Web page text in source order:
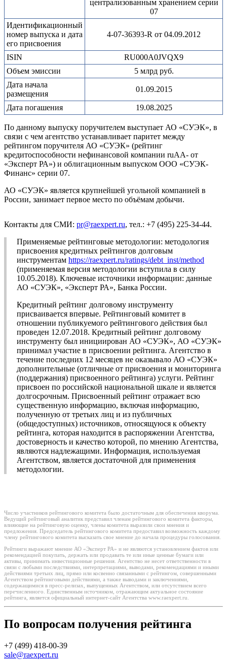
централизованным хранением серии
07
Идентификационный
номер выпуска и дата
его присвоения
4-07-36393-R от 04.09.2012
ISIN
RU000A0JVQX9
Объем эмиссии
5 млрд руб.
Дата начала
размещения
01.09.2015
Дата погашения 19.08.2025
По данному выпуску поручителем выступает АО «СУЭК», в
связи с чем агентство устанавливает паритет между
рейтингом поручителя АО «СУЭК» (рейтинг
кредитоспособности нефинансовой компании ruAA- от
«Эксперт РА») и облигационным выпуском ООО «СУЭК-
Финанс» серии 07.
АО «СУЭК» является крупнейшей угольной компанией в
России, занимает первое место по объёмам добычи.
Контакты для СМИ: pr@raexpert.ru, тел.: +7 (495) 225-34-44.
Применяемые рейтинговые методологии: методология
присвоения кредитных рейтингов долговым
инструментам https://raexpert.ru/ratings/debt_inst/method
(применяемая версия методологии вступила в силу
10.05.2018). Ключевые источники информации: данные
АО «СУЭК», «Эксперт РА», Банка России.
Кредитный рейтинг долговому инструменту
присваивается впервые. Рейтинговый комитет в
отношении публикуемого рейтингового действия был
проведен 12.07.2018. Кредитный рейтинг долговому
инструменту был инициирован АО «СУЭК», АО «СУЭК»
принимал участие в присвоении рейтинга. Агентство в
течение последних 12 месяцев не оказывало АО «СУЭК»
дополнительные (отличные от присвоения и мониторинга
(поддержания) присвоенного рейтинга) услуги. Рейтинг
присвоен по российской национальной шкале и является
долгосрочным. Присвоенный рейтинг отражает всю
существенную информацию, включая информацию,
полученную от третьих лиц и из публичных
(общедоступных) источников, относящуюся к объекту
рейтинга, которая находится в распоряжении Агентства,
достоверность и качество которой, по мнению Агентства,
являются надлежащими. Информация, используемая
Агентством, является достаточной для применения
методологии.
Число участников рейтингового комитета было достаточным для обеспечения кворума.
Ведущий рейтинговый аналитик представил членам рейтингового комитета факторы,
влияющие на рейтинговую оценку, члены комитета выразили свои мнения и
предложения. Председатель рейтингового комитета предоставил возможность каждому
члену рейтингового комитета высказать свое мнение до начала процедуры голосования.
Рейтинги выражают мнение АО «Эксперт РА» и не являются установлением фактов или
рекомендацией покупать, держать или продавать те или иные ценные бумаги или
активы, принимать инвестиционные решения. Агентство не несет ответственности в
связи с любыми последствиями, интерпретациями, выводами, рекомендациями и иными
действиями третьих лиц, прямо или косвенно связанными с рейтингом, совершенными
Агентством рейтинговыми действиями, а также выводами и заключениями,
содержащимися в пресс-релизах, выпущенных Агентством, или отсутствием всего
перечисленного. Единственным источником, отражающим актуальное состояние
рейтинга, является официальный интернет-сайт Агентства www.raexpert.ru.
По вопросам получения рейтинга
+7 (499) 418-00-39
sale@raexpert.ru